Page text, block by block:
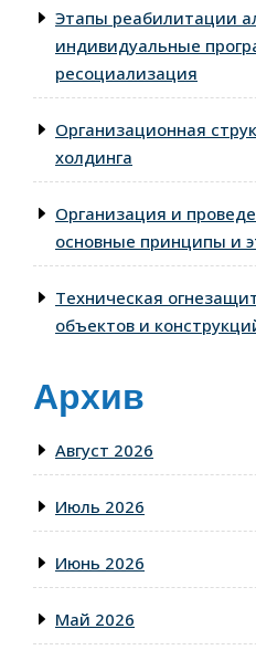
Этапы реабилитации
индивидуальные
ресоциализация
Организационная
холдинга
Организация и
основные принципы и
Техническая
объектов и
Архив
Август 2026
Июль 2026
Июнь 2026
Май 2026